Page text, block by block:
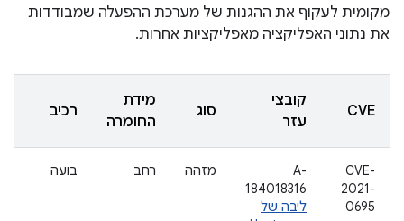
מקומית לעקוף את ההגנות של מערכת ההפעלה שמבודדות
את נתוני האפליקציה מאפליקציות אחרות.
CVE
קובצי
עזר
סוג
מידת
החומרה
רכיב
CVE-
2021-
0695
A-
184018316
ליבה של
מזהה רחב בועה